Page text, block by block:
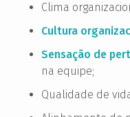
Clima
Cultura
Sensação de
na equipe;
Qualidade de